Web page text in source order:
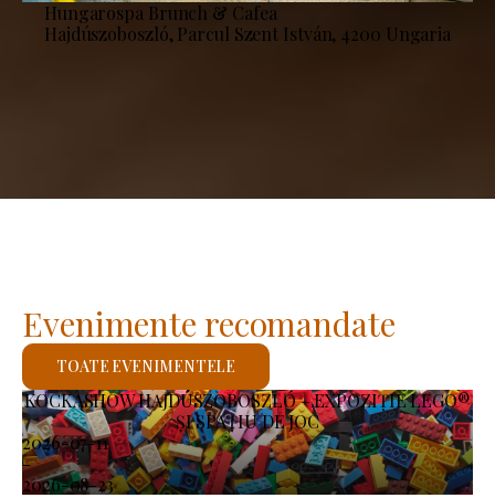
Hungarospa Brunch & Cafea
Hajdúszoboszló, Parcul Szent István, 4200 Ungaria
KOCKASHOW HAJDÚSZOBOSZLÓ – EXPOZIȚIE LEGO®
ȘI SPAȚIU DE JOC
2026-07-11
-
2026-08-23
Evenimente recomandate
TOATE EVENIMENTELE